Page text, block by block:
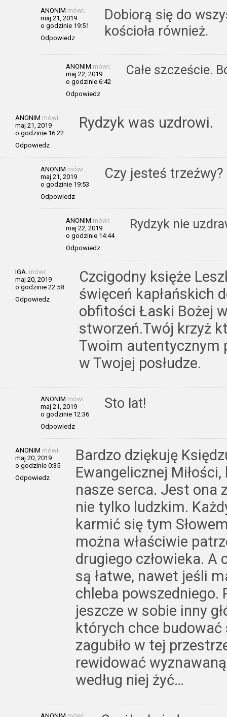
ANONIM mówi:
maj 21, 2019
o godzinie 19:51
Odpowiedz
Dobiorą się do
kościoła również.
ANONIM mówi:
maj 22, 2019
o godzinie 6:42
Odpowiedz
Całe szczeście.
ANONIM mówi:
maj 21, 2019
o godzinie 16:22
Odpowiedz
Rydzyk was uzdrowi.
ANONIM mówi:
maj 21, 2019
o godzinie 19:53
Odpowiedz
Czy jesteś trzeźwy?
ANONIM mówi:
maj 22, 2019
o godzinie 14:44
Odpowiedz
Rydzyk nie
IGA. mówi:
maj 20, 2019
o godzinie 22:58
Odpowiedz
Czcigodny księże
święceń kapłańskich
obfitości Łaski Bożej
stworzeń.Twój krzyż
Twoim autentycznym
w Twojej posłudze.
ANONIM mówi:
maj 21, 2019
o godzinie 12:36
Odpowiedz
Sto lat!
ANONIM mówi:
maj 20, 2019
o godzinie 0:35
Odpowiedz
Bardzo dziękuję
Ewangelicznej
nasze serca. Jest ona
nie tylko ludzkim.
karmić się tym
można właściwie
drugiego człowieka.
są łatwe, nawet jeśli
chleba powszedniego.
jeszcze w sobie inny
których chce
zagubiło w tej
rewidować
według niej żyć…